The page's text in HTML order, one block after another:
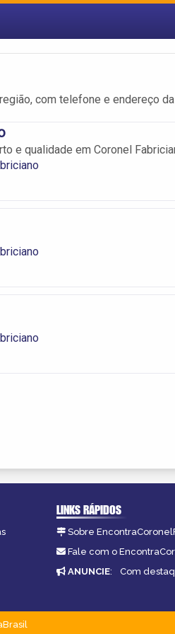
com telefone e endereço
e qualidade em Coronel
LINKS RÁPIDOS
Sobre
Fale com o
ANUNCIE: Com